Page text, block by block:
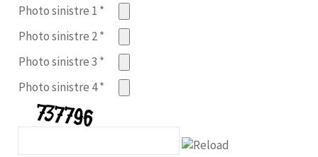
Photo sinistre 1 *
Photo sinistre 2*
Photo sinistre 3 *
Photo sinistre 4*